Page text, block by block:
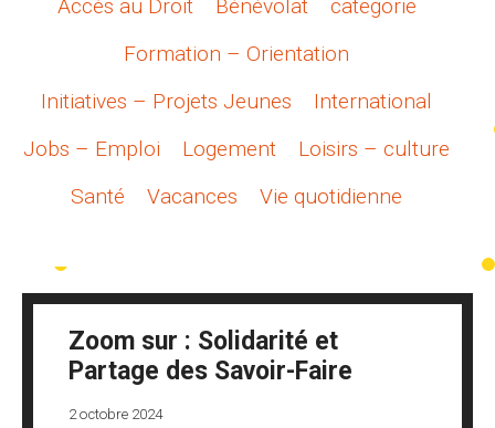
Accès au Droit Bénévolat
categorie
Formation – Orientation
Initiatives – Projets Jeunes
International
Jobs – Emploi
Logement
Loisirs – culture
Santé
Vacances Vie quotidienne
Zoom sur : Solidarité et
Partage des Savoir-Faire
2 octobre 2024